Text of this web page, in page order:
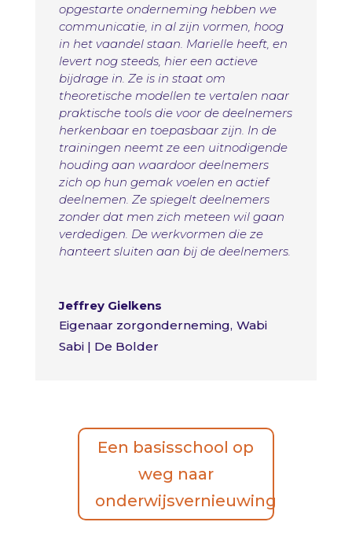
opgestarte onderneming hebben we
communicatie, in al zijn vormen, hoog
in het vaandel staan. Marielle heeft, en
levert nog steeds, hier een actieve
bijdrage in. Ze is in staat om
theoretische modellen te vertalen naar
praktische tools die voor de deelnemers
herkenbaar en toepasbaar zijn. In de
trainingen neemt ze een uitnodigende
houding aan waardoor deelnemers
zich op hun gemak voelen en actief
deelnemen. Ze spiegelt deelnemers
zonder dat men zich meteen wil gaan
verdedigen. De werkvormen die ze
hanteert sluiten aan bij de deelnemers.
Jeffrey Gielkens
Eigenaar zorgonderneming, Wabi
Sabi | De Bolder
Een basisschool op
weg naar
onderwijsvernieuwing